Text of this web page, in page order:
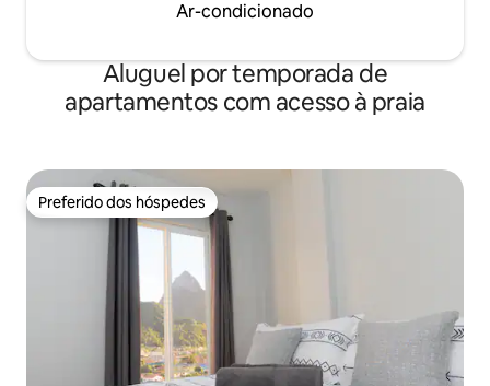
Ar-condicionado
Aluguel por temporada de
apartamentos com acesso à praia
Preferido dos hóspedes
Preferido dos hóspedes